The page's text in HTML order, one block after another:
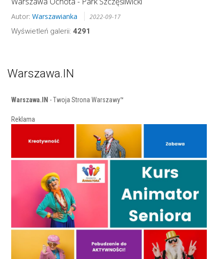
Autor: Warszawianka 2022-09-17
Wyświetleń galerii: 4291
Warszawa.IN
Warszawa.IN - Twoja Strona Warszawy™
Reklama